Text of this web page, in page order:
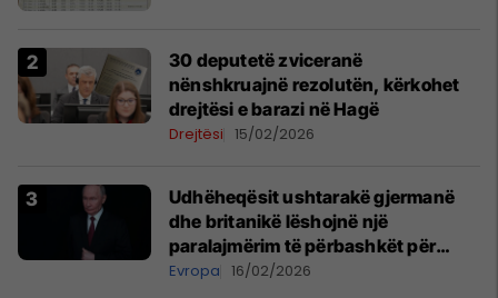
30 deputetë zviceranë
nënshkruajnë rezolutën, kërkohet
drejtësi e barazi në Hagë
Drejtësi 15/02/2026
Udhëheqësit ushtarakë gjermanë
dhe britanikë lëshojnë një
paralajmërim të përbashkët për
rrezikun e mundshëm rus
Evropa 16/02/2026